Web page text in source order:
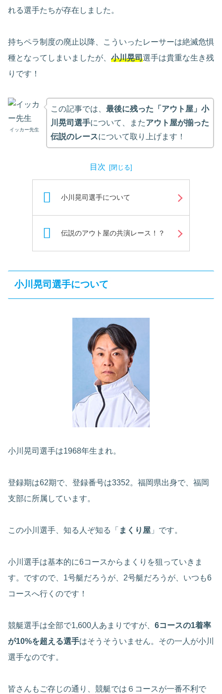
れる選手たちが存在しました。
持ちペラ制度の廃止以降、こういったレーサーは絶滅危惧
種となってしまいましたが、 小川晃司選手は貴重な生き残
りです！
イッカー先生
この記事では、 最後に残った「アウト屋」小
川晃司選手について、またアウト屋が揃った
伝説のレースについて取り上げます！
目次
小川晃司選手について
伝説のアウト屋の共演レース！？
小川晃司選手について
小川晃司選手は1968年生まれ。
登録期は62期で、登録番号は3352。福岡県出身で、福岡
支部に所属しています。
この小川選手、知る人ぞ知る「 まくり屋 」です。
小川選手は基本的に6コースからまくりを狙っていきま
す。ですので、1号艇だろうが、2号艇だろうが、いつも6
コースへ行くのです！
競艇選手は全部で1,600人あまりですが、 6コースの1着率
が10%を超える選手はそうそういません。その一人が小川
選手なのです。
皆さんもご存じの通り、競艇では６コースが一番不利で